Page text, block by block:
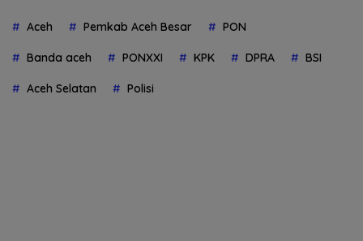
Aceh Pemkab Aceh Besar PON
Banda aceh PONXXI KPK DPRA BSI
Aceh Selatan Polisi